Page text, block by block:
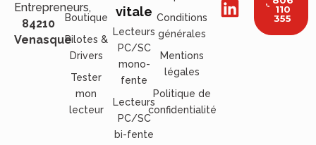
Entrepreneurs,
84210
Venasque
Boutique
Pilotes &
Drivers
Tester
mon
lecteur
vitale
Lecteurs
PC/SC
mono-
fente
Lecteurs
PC/SC
bi-fente
Conditions
générales
Mentions
légales
Politique de
confidentialité
110
355